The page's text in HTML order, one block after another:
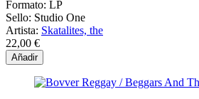
Formato: LP
Sello: Studio One
Artista: Skatalites, the
22,00 €
Añadir